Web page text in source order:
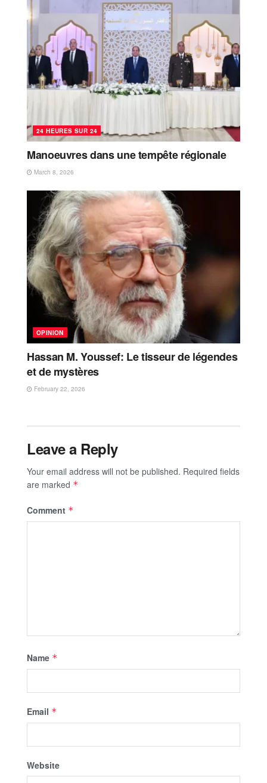
24 HEURES SUR 24
Manoeuvres dans une tempête régionale
March 8, 2026
OPINION
Hassan M. Youssef: Le tisseur de légendes
et de mystères
February 22, 2026
Leave a Reply
Your email address will not be published. Required fields
are marked *
Comment *
Name *
Email *
Website